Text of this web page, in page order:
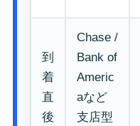
到
着
直
後
Chase /
Bank of
Americ
aなど
支店型